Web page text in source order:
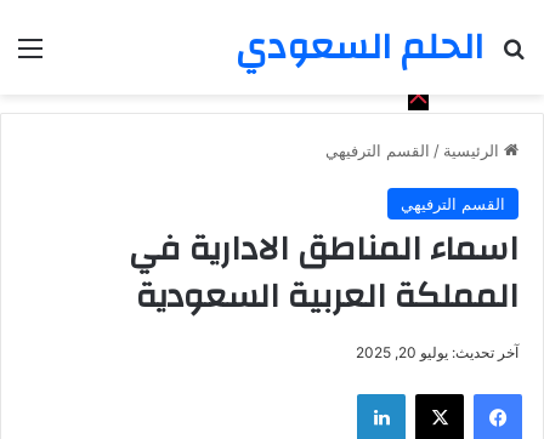
الحلم السعودي
بحث عن
الرئيسية / القسم الترفيهي
القسم الترفيهي
اسماء المناطق الادارية في
المملكة العربية السعودية
آخر تحديث: يوليو 20, 2025
فيسبوك ‫X لينكدإن